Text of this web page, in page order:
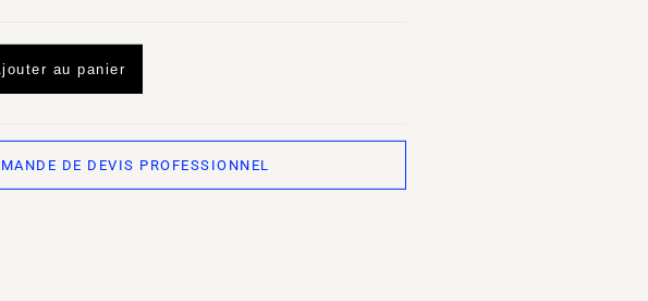
au panier
DE DEVIS PROFESSIONNEL